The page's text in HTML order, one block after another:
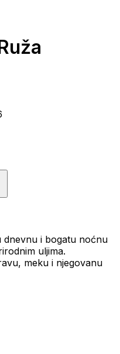
dnevnu i bogatu noćnu
uljima.
meku i njegovanu